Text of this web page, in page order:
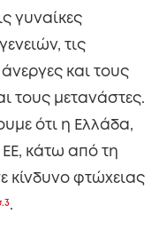
γυναίκες
τις
και τους
τους μετανάστες.
ότι η Ελλάδα,
ΕΕ, κάτω από τη
κίνδυνο φτώχειας
.